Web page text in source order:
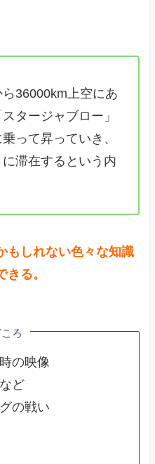
36000km上空にあ
タージャブロー」
って昇っていき、
に滞在するという内
もしれない色々な知識
る。
ろ
の映像
ど
の戦い